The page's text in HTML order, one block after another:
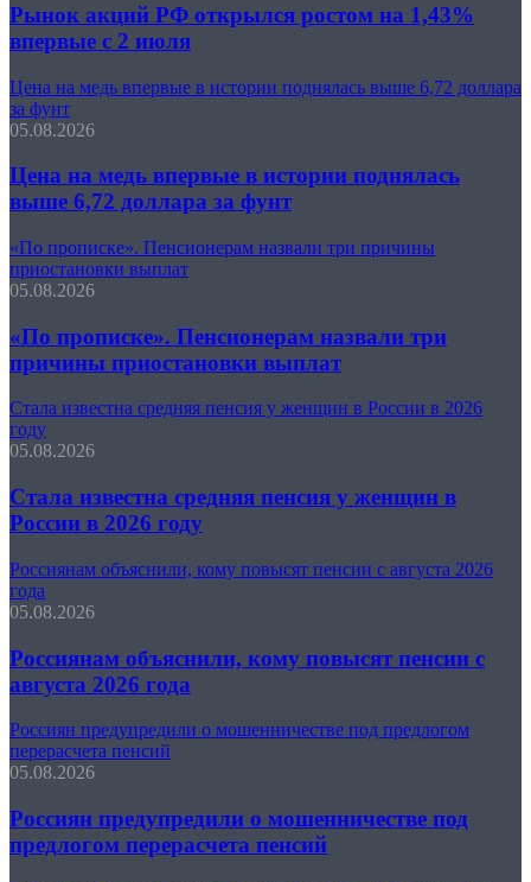
Рынок акций РФ открылся ростом на 1,43%
впервые с 2 июля
Цена на медь впервые в истории поднялась выше 6,72 доллара
за фунт
05.08.2026
Цена на медь впервые в истории поднялась
выше 6,72 доллара за фунт
«По прописке». Пенсионерам назвали три причины
приостановки выплат
05.08.2026
«По прописке». Пенсионерам назвали три
причины приостановки выплат
Стала известна средняя пенсия у женщин в России в 2026
году
05.08.2026
Стала известна средняя пенсия у женщин в
России в 2026 году
Россиянам объяснили, кому повысят пенсии с августа 2026
года
05.08.2026
Россиянам объяснили, кому повысят пенсии с
августа 2026 года
Россиян предупредили о мошенничестве под предлогом
перерасчета пенсий
05.08.2026
Россиян предупредили о мошенничестве под
предлогом перерасчета пенсий